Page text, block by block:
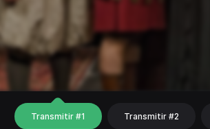
Transmitir #1 Transmitir #2